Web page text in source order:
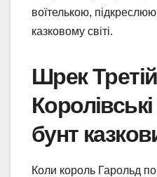
воїтелькою,
казковому світі.
Шрек
бунт
Коли король Гарольд